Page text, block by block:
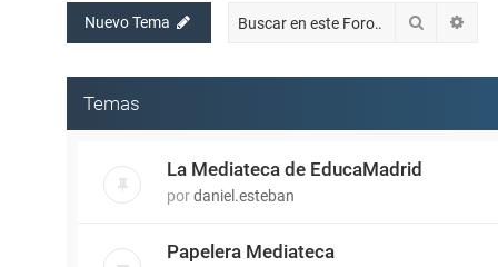
Nuevo Tema Buscar
Temas
La Mediateca de EducaMadrid
pordaniel.esteban
Papelera Mediateca